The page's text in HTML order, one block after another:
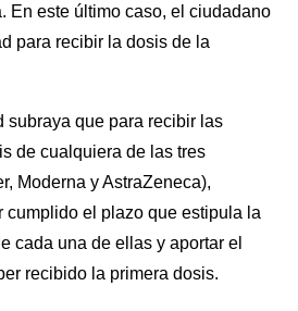
En este último caso, el ciudadano
para recibir la dosis de la
subraya que para recibir las
de cualquiera de las tres
Moderna y AstraZeneca),
cumplido el plazo que estipula la
cada una de ellas y aportar el
recibido la primera dosis.